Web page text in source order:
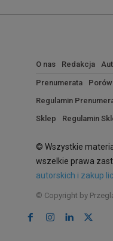
O nas Redakcja
Prenumerata
Regulamin
Sklep
Regulamin
© Wszystkie
wszelkie prawa
autorskich i zakup
© Copyright by